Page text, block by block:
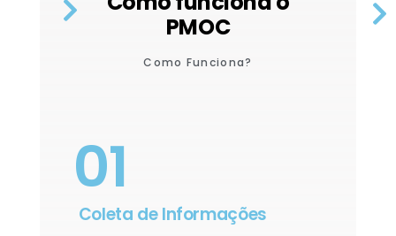
PMOC
Como Funciona?
01
Coleta de Informações